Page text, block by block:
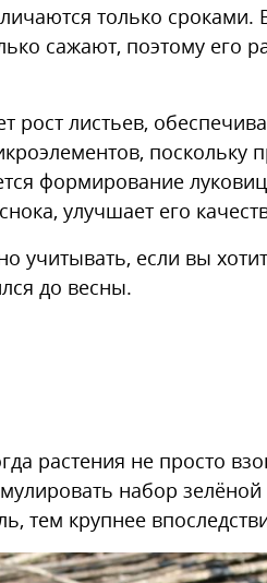
только сроками.
сажают, поэтому его
рост листьев,
поскольку
формирование
улучшает его
если вы
до весны.
растения не просто
набор
тем крупнее